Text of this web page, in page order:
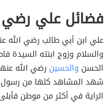
فضائل علي رضي
علي ابن أبي طالب رضي الله
والسلام وزوج ابنته السيدة
الحسن والحسين رضي الله
شهد المشاهد كلها من رسول
الراية في أكثر من موطن